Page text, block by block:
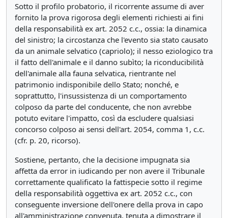
Sotto il profilo probatorio, il ricorrente assume di aver
fornito la prova rigorosa degli elementi richiesti ai fini
della responsabilità ex art. 2052 c.c., ossia: la dinamica
del sinistro; la circostanza che l'evento sia stato causato
da un animale selvatico (capriolo); il nesso eziologico tra
il fatto dell'animale e il danno subìto; la riconducibilità
dell'animale alla fauna selvatica, rientrante nel
patrimonio indisponibile dello Stato; nonché, e
soprattutto, l'insussistenza di un comportamento
colposo da parte del conducente, che non avrebbe
potuto evitare l'impatto, così da escludere qualsiasi
concorso colposo ai sensi dell'art. 2054, comma 1, c.c.
(cfr. p. 20, ricorso).
Sostiene, pertanto, che la decisione impugnata sia
affetta da error in iudicando per non avere il Tribunale
correttamente qualificato la fattispecie sotto il regime
della responsabilità oggettiva ex art. 2052 c.c., con
conseguente inversione dell'onere della prova in capo
all'amministrazione convenuta, tenuta a dimostrare il